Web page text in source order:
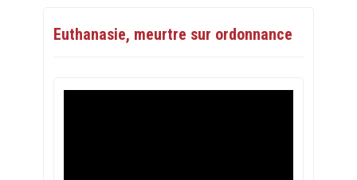
Euthanasie, meurtre sur ordonnance